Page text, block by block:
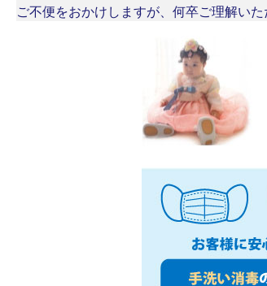
ご不便をおかけしますが、何卒ご理解いた